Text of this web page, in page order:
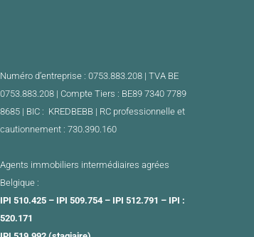
Numéro d’entreprise : 0753.883.208 | TVA BE
0753.883.208 | Compte Tiers : BE89 7340 7789
8685 | BIC : KREDBEBB | RC professionnelle et
cautionnement : 730.390.160
Agents immobiliers intermédiaires agrées
Belgique :
IPI 510.425 – IPI 509.754 – IPI 512.791 – IPI :
520.171